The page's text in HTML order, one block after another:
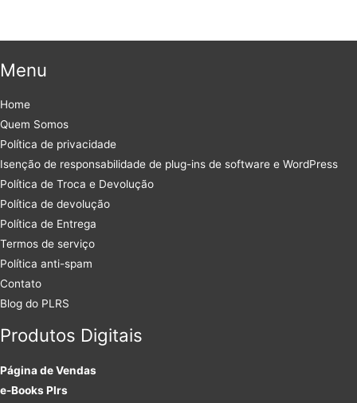
Menu
Home
Quem Somos
Política de privacidade
Isenção de responsabilidade de plug-ins de software e WordPress
Política de Troca e Devolução
Política de devolução
Política de Entrega
Termos de serviço
Política anti-spam
Contato
Blog do PLRS
Produtos Digitais
Página de Vendas
e-Books Plrs